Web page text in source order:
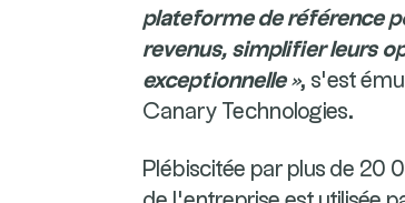
plateforme de référence
revenus, simplifier leurs
exceptionnelle», s’est
Canary Technologies.
Plébiscitée par plus de 20